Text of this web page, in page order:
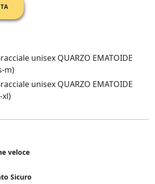
unisex QUARZO EMATOIDE
m)
unisex QUARZO EMATOIDE
xl)
veloce
Sicuro